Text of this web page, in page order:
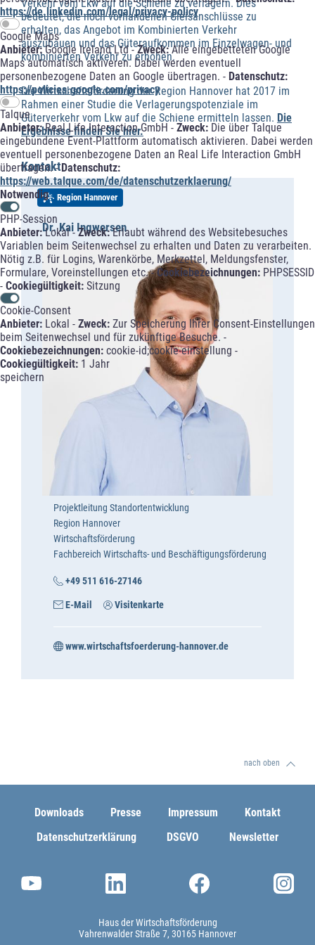
https://de.linkedin.com/legal/privacy-policy
Google Maps
Anbieter:Google Ireland Ltd -Zweck:Alle eingebetteten Google
Maps automatisch aktiveren. Dabei werden eventuell
personenbezogene Daten an Google übertragen. - Datenschutz:
https://policies.google.com/privacy
Talque
Anbieter:Real Life Interaction GmbH - Zweck: Die über Talque
eingebundene Event-Plattform automatisch aktivieren. Dabei werden
eventuell personenbezogene Daten an Real Life Interaction GmbH
übertragen. -Datenschutz:
https://web.talque.com/de/datenschutzerklaerung/
Notwendig
PHP-Session
Anbieter:Lokal -Zweck:Erlaubt während des Websitebesuches
Variablen beim Seitenwechsel zu erhalten und Daten zu verarbeiten.
Nötig z.B. für Logins, Warenkörbe, Merkzettel, Meldungsfenster,
Formulare, Voreinstellungen etc. -Cookiebezeichnungen: PHPSESSID
- Cookiegültigkeit: Sitzung
Cookie-Consent
Anbieter: Lokal - Zweck: Zur Speicherung Ihrer Consent-Einstellungen
beim Seitenwechsel und für zukünftige Besuche. -
Cookiebezeichnungen: cookie-id;cookie-einstellung -
Cookiegültigkeit: 1 Jahr
speichern
Verkehr vom Lkw auf die Schiene zu verlagern. Dies
bedeutet, die noch vorhandenen Gleisanschlüsse zu
erhalten, das Angebot im Kombinierten Verkehr
auszubauen und das Güteraufkommen im Einzelwagen- und
kombinierten Verkehr zu erhöhen.
Die Wirtschaftsförderung der Region Hannover hat 2017 im
Rahmen einer Studie die Verlagerungspotenziale im
Güterverkehr vom Lkw auf die Schiene ermitteln lassen. Die
Ergebnisse finden Sie hier.
Kontakt
Region Hannover
Dr. Kai Ingwersen
Projektleitung Standortentwicklung
Region Hannover
Wirtschaftsförderung
Fachbereich Wirtschafts- und Beschäftigungsförderung
+49 511 616-27146
E-Mail Visitenkarte
www.wirtschaftsfoerderung-hannover.de
nach oben
Downloads Presse Impressum
Kontakt
Datenschutzerklärung
DSGVO Newsletter
Haus der Wirtschaftsförderung
Vahrenwalder Straße 7 30165 Hannover